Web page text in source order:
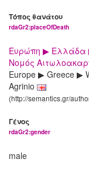
Τόπος θανάτου
rdaGr2:placeOfDeath
Ευρώπη ▶ Ελλάδα
Νομός
Europe ▶ Greece ▶
Agrinio
(http://semantics.gr/
Γένος
rdaGr2:gender
male